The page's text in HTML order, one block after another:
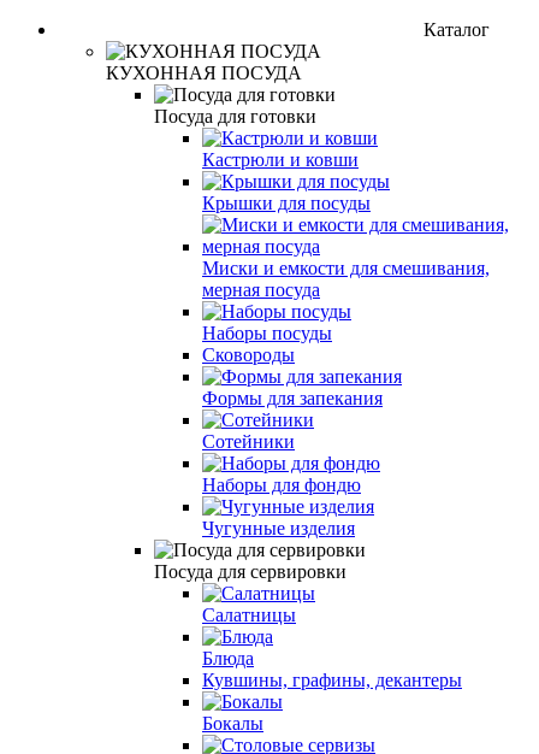
Каталог
КУХОННАЯ ПОСУДА
Посуда для готовки
Кастрюли и ковши
Крышки для посуды
Миски и емкости для смешивания,
мерная посуда
Наборы посуды
Сковороды
Формы для запекания
Сотейники
Наборы для фондю
Чугунные изделия
Посуда для сервировки
Салатницы
Блюда
Кувшины, графины, декантеры
Бокалы